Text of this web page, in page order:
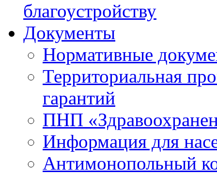
благоустройству
Документы
Нормативные
Территориальная
гарантий
ПНП
Информация для
Антимонопольный